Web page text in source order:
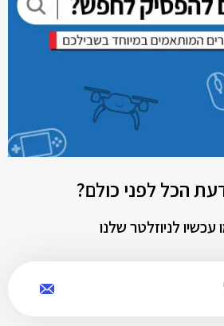
הכל לפני כולם?
לניוזלטר שלנו